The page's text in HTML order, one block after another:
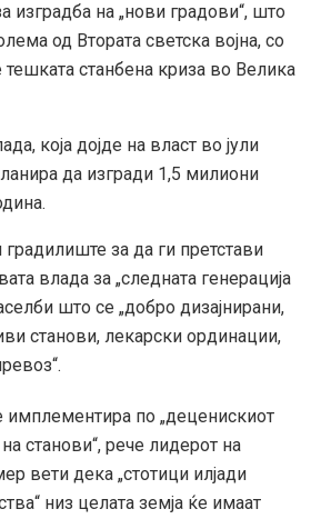
изградба на „нови градови“, што
од Втората светска војна, со
станбена криза во Велика
која дојде на власт во јули
да изгради 1,5 милиони
за да ги претстави
влада за „следната генерација
што се „добро дизајнирани,
станови, лекарски ординации,
имплементира по „деценискиот
станови“, рече лидерот на
вети дека „стотици илјади
низ целата земја ќе имаат